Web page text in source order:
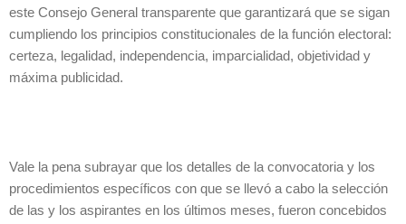
este Consejo General transparente que garantizará que se sigan
cumpliendo los principios constitucionales de la función electoral:
certeza, legalidad, independencia, imparcialidad, objetividad y
máxima publicidad.
Vale la pena subrayar que los detalles de la convocatoria y los
procedimientos específicos con que se llevó a cabo la selección
de las y los aspirantes en los últimos meses, fueron concebidos